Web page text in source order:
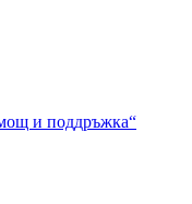
и поддръжка“